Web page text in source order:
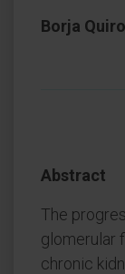
Borja
Abstract
The
glomerular
chronic